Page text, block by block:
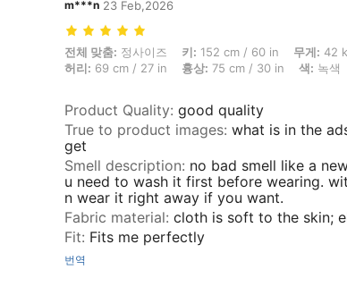
m***n 23 Feb,2026
전체 맞춤: 정사이즈, 키: 152 cm / 60 in, 무게: 42 kg / 93
전체 맞춤: 정사이즈 키: 152 cm / 60 in 무게: 42
허리: 69 cm / 27 in 흉상: 75 cm / 30 in 색: 녹색
Product Quality: good quality
True to product images: what is in the
get
Smell description: no bad smell like a
u need to wash it first before wearing.
n wear it right away if you want.
Fabric material: cloth is soft to the skin;
Fit: Fits me perfectly
번역